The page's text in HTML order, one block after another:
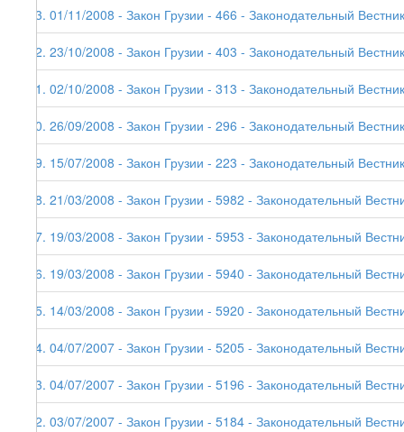
73. 01/11/2008 - Закон Грузии - 466 - Законодательный
72. 23/10/2008 - Закон Грузии - 403 - Законодательный
71. 02/10/2008 - Закон Грузии - 313 - Законодательный
70. 26/09/2008 - Закон Грузии - 296 - Законодательный
69. 15/07/2008 - Закон Грузии - 223 - Законодательный
68. 21/03/2008 - Закон Грузии - 5982 - Законодательный
67. 19/03/2008 - Закон Грузии - 5953 - Законодательный
66. 19/03/2008 - Закон Грузии - 5940 - Законодательный
65. 14/03/2008 - Закон Грузии - 5920 - Законодательный
64. 04/07/2007 - Закон Грузии - 5205 - Законодательный
63. 04/07/2007 - Закон Грузии - 5196 - Законодательный
62. 03/07/2007 - Закон Грузии - 5184 - Законодательный